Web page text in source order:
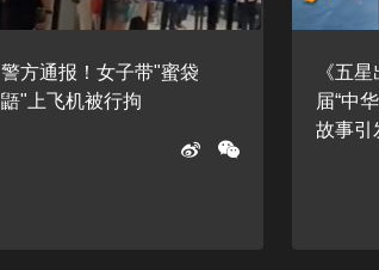
警方通报！女子带"蜜袋
鼯"上飞机被行拘
《五
届“中
故事引